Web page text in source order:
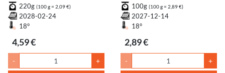
220g (100 g = 2,09 €)
2028-02-24
18°
4,59 €
- +
100g (100 g = 2,89 €)
2027-12-14
18°
2,89 €
- +